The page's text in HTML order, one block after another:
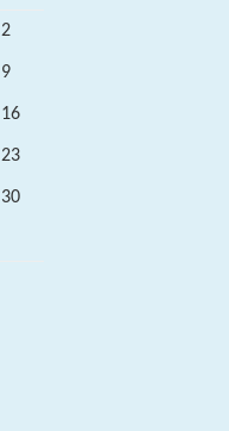
2
9
16
23
30